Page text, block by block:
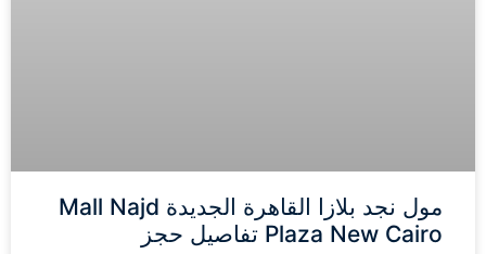
مول نجد بلازا القاهرة الجديدة Mall Najd
Plaza New Cairo تفاصيل حجز